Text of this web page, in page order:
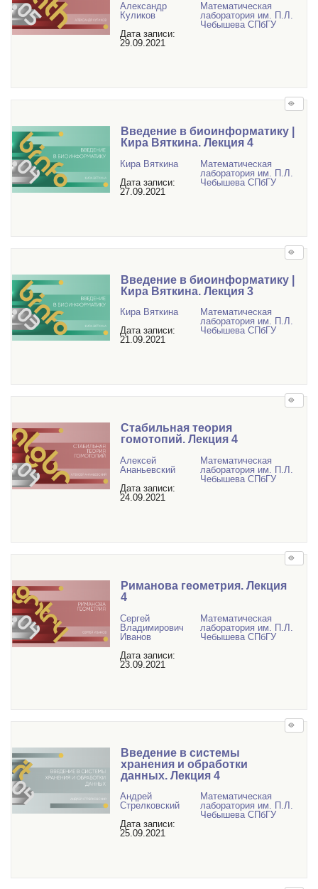
Александр
Куликов
Дата записи:
29.09.2021
Математичеcкая
лаборатория им. П.Л.
Чебышева СПбГУ
Введение в биоинформатику |
Кира Вяткина. Лекция 4
Кира Вяткина
Дата записи:
27.09.2021
Математичеcкая
лаборатория им. П.Л.
Чебышева СПбГУ
Введение в биоинформатику |
Кира Вяткина. Лекция 3
Кира Вяткина
Дата записи:
21.09.2021
Математичеcкая
лаборатория им. П.Л.
Чебышева СПбГУ
Стабильная теория
гомотопий. Лекция 4
Алексей
Ананьевский
Дата записи:
24.09.2021
Математичеcкая
лаборатория им. П.Л.
Чебышева СПбГУ
Риманова геометрия. Лекция
4
Сергей
Владимирович
Иванов
Дата записи:
23.09.2021
Математичеcкая
лаборатория им. П.Л.
Чебышева СПбГУ
Введение в системы
хранения и обработки
данных. Лекция 4
Андрей
Стрелковский
Дата записи:
25.09.2021
Математичеcкая
лаборатория им. П.Л.
Чебышева СПбГУ